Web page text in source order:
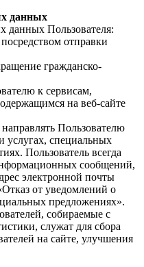
данных
данных Пользователя:
отправки
гражданско-
к сервисам,
на веб-сайте
Пользователю
услугах, специальных
Пользователь всегда
сообщений,
электронной почты
от уведомлений о
предложениях».
собираемые с
служат для сбора
на сайте, улучшения